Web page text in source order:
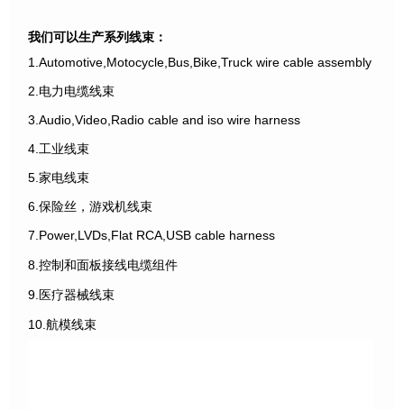
我们可以生产系列线束：
1.Automotive,Motocycle,Bus,Bike,Truck wire cable assembly
2.电力电缆线束
3.Audio,Video,Radio cable and iso wire harness
4.工业线束
5.家电线束
6.保险丝，游戏机线束
7.Power,LVDs,Flat RCA,USB cable harness
8.控制和面板接线电缆组件
9.医疗器械线束
10.航模线束